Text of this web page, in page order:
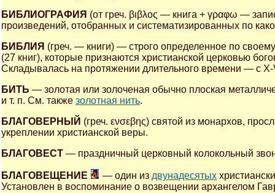
БИБЛИОГРАФИЯ (от греч. βιβλος — книга + γραφω —
произведений, отобранных и систематизированных по
БИБЛИЯ (греч. — книги) — строго определенное по
(27 книг), которые признаются христианской церковью
Складывалась на протяжении длительного времени — с X-
БИТЬ — золотая или золоченая обычно плоская
и т. п. См. также золотная нить.
БЛАГОВЕРНЫЙ (греч. ενσεβης) святой из монархов,
укреплении христианской веры.
БЛАГОВЕСТ — праздничный церковный колокольный
БЛАГОВЕЩЕНИЕ — один из двунадесятых
Установлен в воспоминание о возвещении архангелом